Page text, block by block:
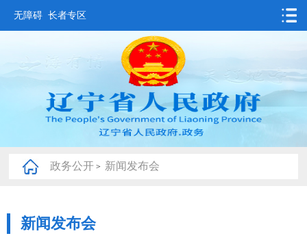
无障碍 长者专区
要闻动态
政务公开
互动交流
省情概况
政务公开 > 新闻发布会
新闻发布会